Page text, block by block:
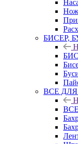
БИСЕР,
ВСЕ